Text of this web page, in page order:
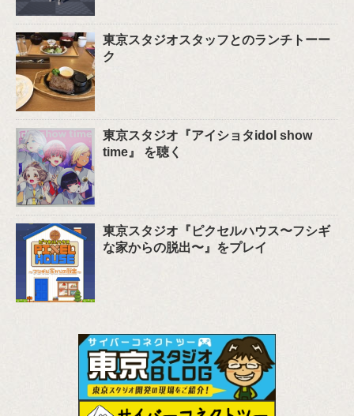
東京スタジオスタッフとのランチトーー
ク
東京スタジオ『アイショタidol show
time』 を聴く
東京スタジオ『ピクセルハウス〜フシギ
な家からの脱出〜』をプレイ